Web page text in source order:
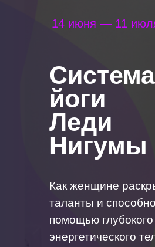
Система
йоги
Леди
Нигумы
Как женщине
таланты и
помощью
энергетического
14 июня — 11